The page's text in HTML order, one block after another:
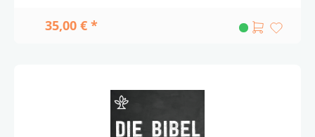
finde ich den roten Faden zuGott?Mit der neuen
EINBLICKBIBEL gelingt endlich der schnelle Einstieg
theologischen Motive der Bibel in kurzer Zeit zu
überblicken. Mühelos lassen sich damit innere
Struktur und erzählerische Zusammenhänge der
Bibel erfassen.Die AutorinDr. Elisabeth Birnbaum,
35,00 € *